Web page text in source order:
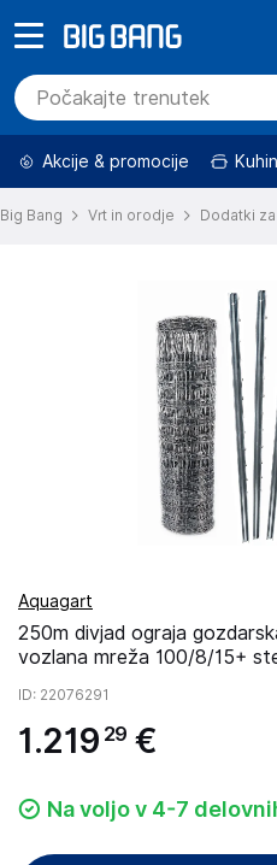
Akcije & promocije
Big Bang Vrt in orodje Dodatki
Aquagart
250m divjad ograja
vozlana mreža 100/8/15+
ID: 22076291
1.219 29 €
Na voljo v 4-7